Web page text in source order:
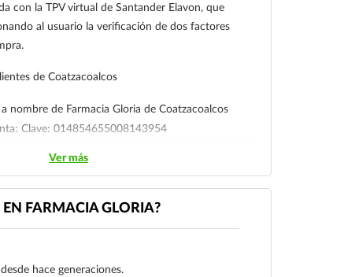
con la TPV virtual de Santander Elavon, que
al usuario la verificación de dos factores
de Coatzacoalcos
nombre de Farmacia Gloria de Coatzacoalcos
Clave: 014854655008143954
deberá enviar su comprobante de pago a al
ecommerce@farmaciagloria.mxo a nuestro
Ver más
FARMACIA GLORIA?
hace generaciones.